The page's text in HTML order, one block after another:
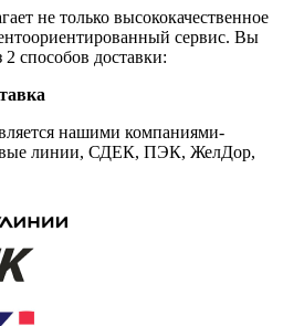
не только высококачественное
сервис. Вы
способов доставки:
нашими компаниями-
линии, СДЕК, ПЭК, ЖелДор,